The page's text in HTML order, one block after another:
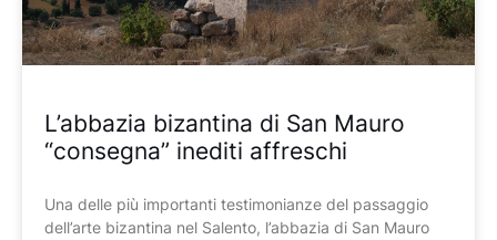
L’abbazia bizantina di San Mauro
“consegna” inediti affreschi
Una delle più importanti testimonianze del passaggio
dell’arte bizantina nel Salento, l’abbazia di San Mauro